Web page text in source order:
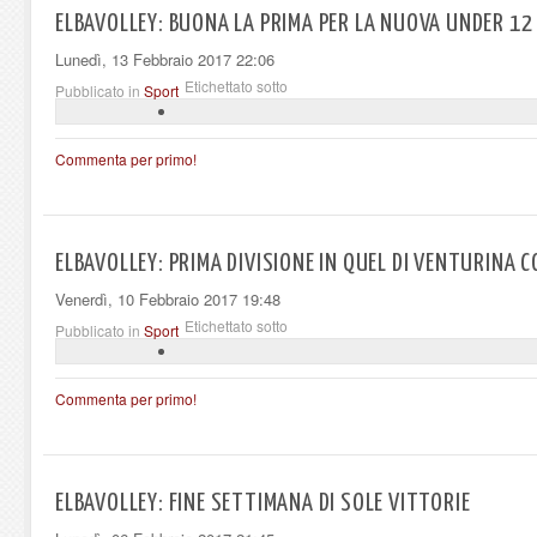
ELBAVOLLEY: BUONA LA PRIMA PER LA NUOVA UNDER 12
Lunedì, 13 Febbraio 2017 22:06
Pubblicato in Sport Etichettato sotto
Commenta per primo!
ELBAVOLLEY: PRIMA DIVISIONE IN QUEL DI VENTURINA
Venerdì, 10 Febbraio 2017 19:48
Pubblicato in Sport Etichettato sotto
Commenta per primo!
ELBAVOLLEY: FINE SETTIMANA DI SOLE VITTORIE